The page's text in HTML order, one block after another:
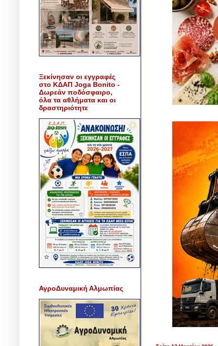
Ξεκίνησαν οι εγγραφές
στο ΚΔΑΠ Joga Bonito -
Δωρεάν ποδόσφαιρο,
όλα τα αθλήματα και οι
δραστηριότητε
ΑγροΔυναμική Αλμωπίας